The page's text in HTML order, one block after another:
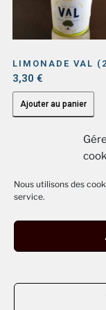
Nous utilisons des
service.
LIMONADE VAL
3,30 €
Ajouter au panier
CGV
POLITIQUE